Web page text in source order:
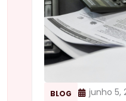
BLOG junho 5,